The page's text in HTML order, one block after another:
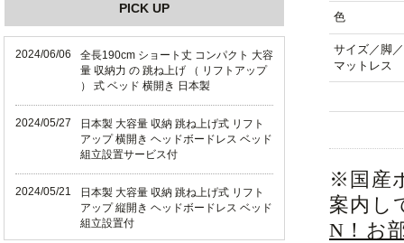
色
サイズ／脚／
マットレス
※国産
案内し
N！お
PICK UP
2024/06/06
全長190cm ショート丈 コンパクト 大容
量 収納力 の 跳ね上げ （ リフトアップ
） 式 ベッド 横開き 日本製
2024/05/27
日本製 大容量 収納 跳ね上げ式 リフト
アップ 横開き ヘッドボードレス ベッド
組立設置サービス付
2024/05/21
日本製 大容量 収納 跳ね上げ式 リフト
アップ 縦開き ヘッドボードレス ベッド
組立設置付